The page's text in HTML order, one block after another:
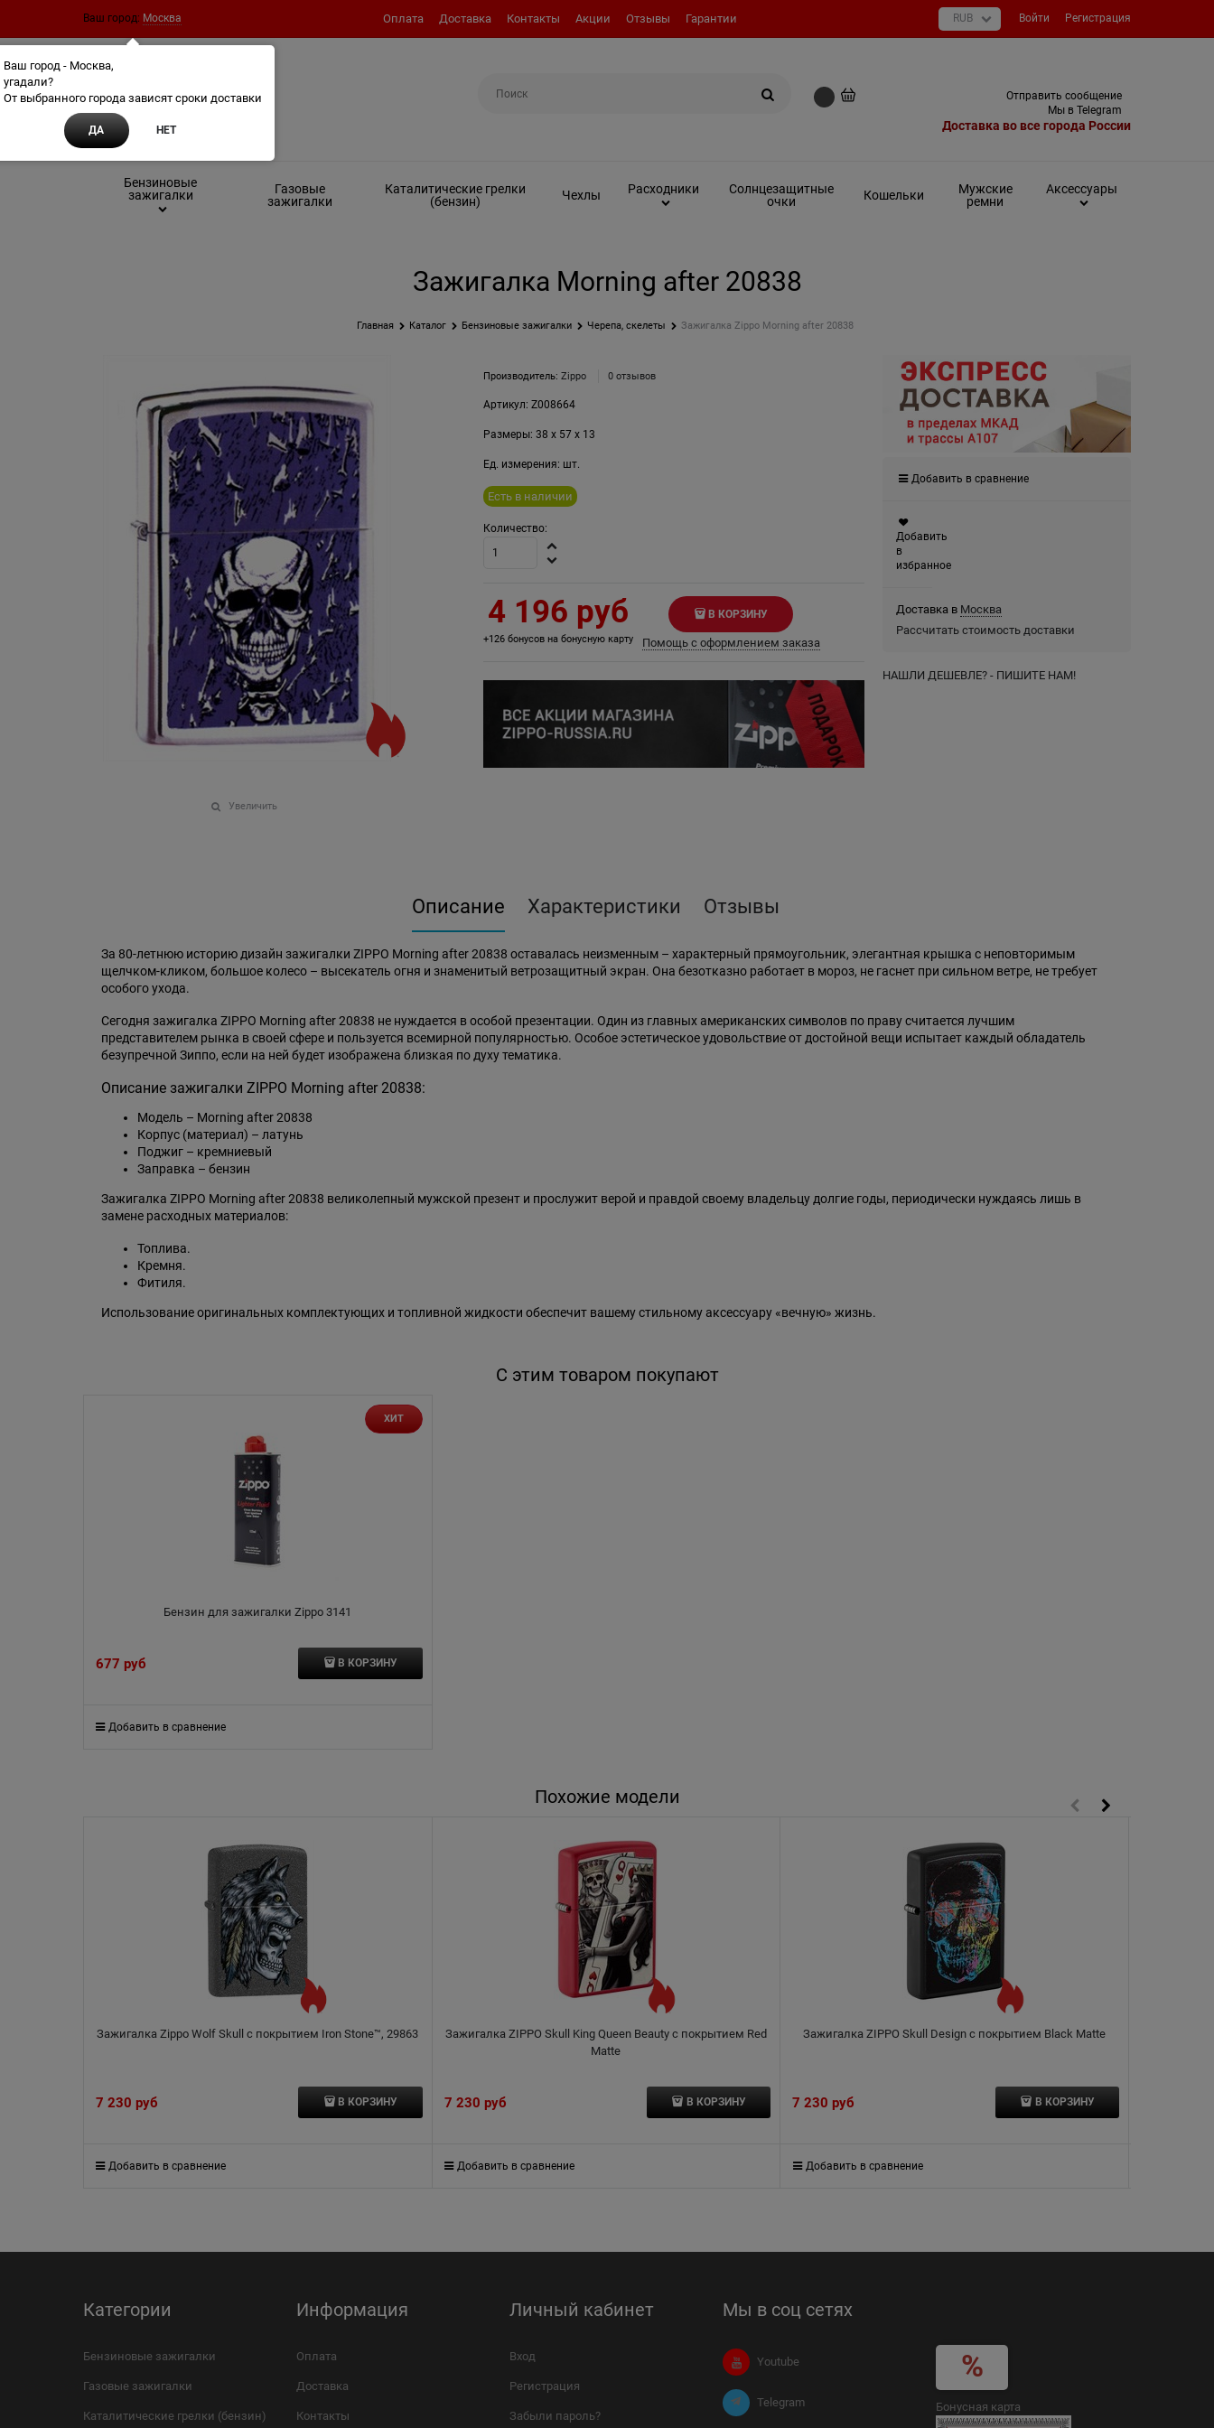
Ваш город: Москва Оплата Доставка Контакты Акции Отзывы Гарантии Войти Регистрация
Отправить сообщение
Мы в Telegram
Доставка во все города России
Бензиновые
зажигалки
Газовые
зажигалки
Каталитические грелки
(бензин)
Чехлы Расходники
Солнцезащитные
очки
Кошельки
Мужские
ремни
Аксессуары
Зажигалка Morning after 20838
Главная Каталог Бензиновые зажигалки Черепа, скелеты Зажигалка Zippo Morning after 20838
Увеличить
Производитель: Zippo 0 отзывов
Артикул: Z008664
Размеры: 38 x 57x 13
Ед. измерения: шт.
Есть в наличии
Количество:
4 196 руб
+126 бонусов на бонусную карту
В КОРЗИНУ
Помощь с оформлением заказа
Добавить в сравнение
Добавить
в
избранное
Доставка в Москва
Рассчитать стоимость доставки
НАШЛИ ДЕШЕВЛЕ? - ПИШИТЕ НАМ!
Описание Характеристики Отзывы
За 80-летнюю историю дизайн зажигалки ZIPPO Morning after 20838 оставалась неизменным – характерный прямоугольник, элегантная крышка с неповторимым
щелчком-кликом, большое колесо – высекатель огня и знаменитый ветрозащитный экран. Она безотказно работает в мороз, не гаснет при сильном ветре, не требует
особого ухода.
Сегодня зажигалка ZIPPO Morning after 20838 не нуждается в особой презентации. Один из главных американских символов по праву считается лучшим
представителем рынка в своей сфере и пользуется всемирной популярностью. Особое эстетическое удовольствие от достойной вещи испытает каждый обладатель
безупречной Зиппо, если на ней будет изображена близкая по духу тематика.
Описание зажигалки ZIPPO Morning after 20838:
Модель – Morning after 20838
Корпус (материал) – латунь
Поджиг – кремниевый
Заправка – бензин
Зажигалка ZIPPO Morning after 20838 великолепный мужской презент и прослужит верой и правдой своему владельцу долгие годы, периодически нуждаясь лишь в
замене расходных материалов:
Топлива.
Кремня.
Фитиля.
Использование оригинальных комплектующих и топливной жидкости обеспечит вашему стильному аксессуару «вечную» жизнь.
С этим товаром покупают
Бензин для зажигалки Zippo 3141
ХИТ
677 руб В КОРЗИНУ
Добавить в сравнение
Похожие модели
Зажигалка Zippo Wolf Skull с покрытием Iron Stone™, 29863
7 230 руб В КОРЗИНУ
Добавить в сравнение
Зажигалка ZIPPO Skull King Queen Beauty с покрытием Red
Matte
7 230 руб В КОРЗИНУ
Добавить в сравнение
Зажигалка ZIPPO Skull Design с покрытием Black Matte
7 230 руб В КОРЗИНУ
Добавить в сравнение
Категории
Бензиновые зажигалки
Газовые зажигалки
Каталитические грелки (бензин)
Информация
Оплата
Доставка
Контакты
Личный кабинет
Вход
Регистрация
Забыли пароль?
Мы в соц сетях
Youtube
Telegram Бонусная карта
Ваш город - Москва,
угадали?
От выбранного города зависят сроки доставки
ДА НЕТ